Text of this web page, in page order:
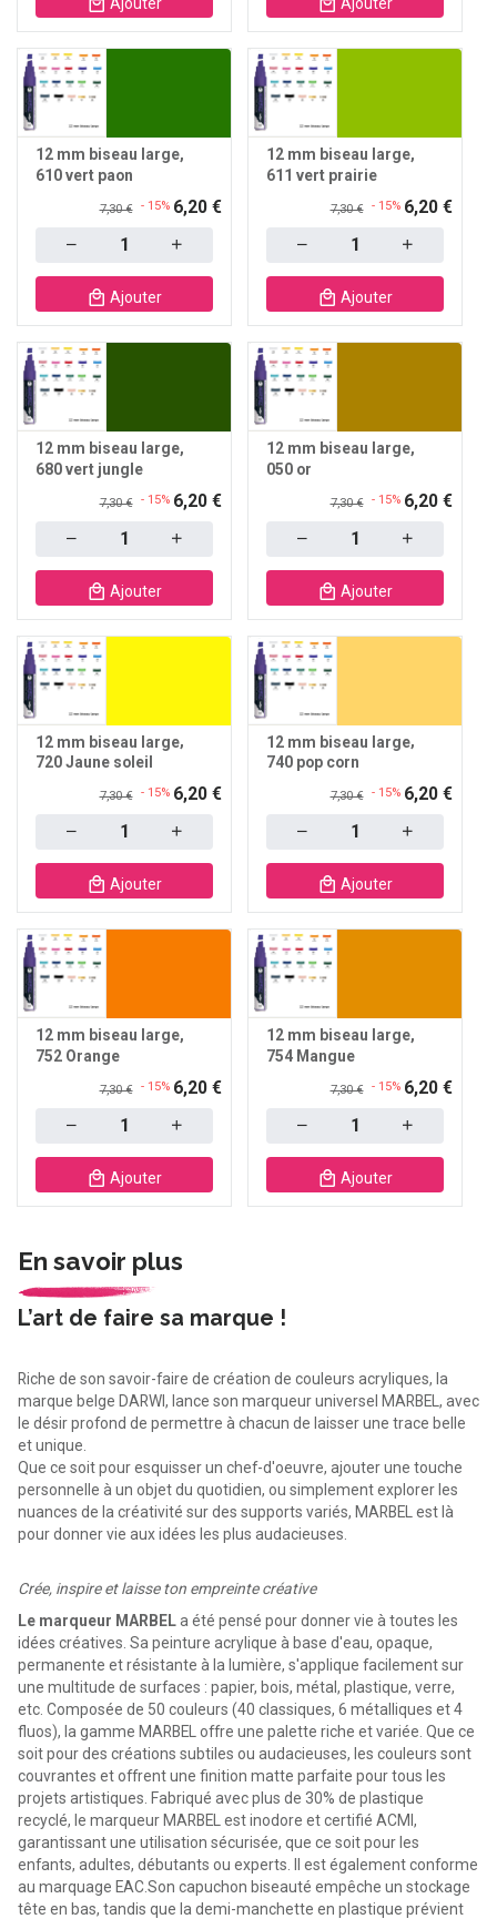
Ajouter Ajouter
12 mm biseau large
610 vert paon
7,30 € - 15% 6,20 €
Ajouter
12 mm biseau large
611 vert prairie
7,30 € - 15% 6,20 €
Ajouter
12 mm biseau large
680 vert jungle
7,30 € - 15% 6,20 €
Ajouter
12 mm biseau large
050 or
7,30 € - 15% 6,20 €
Ajouter
12 mm biseau large
720 Jaune soleil
7,30 € - 15% 6,20 €
Ajouter
12 mm biseau large
740 pop corn
7,30 € - 15% 6,20 €
Ajouter
12 mm biseau large
752 Orange
7,30 € - 15% 6,20 €
Ajouter
12 mm biseau large
754 Mangue
7,30 € - 15% 6,20 €
Ajouter
En savoir plus
L’art de faire sa marque !
Riche de son savoir-faire de création de couleurs acryliques, la
marque belge DARWI, lance son marqueur universel MARBEL, avec
le désir profond de permettre à chacun de laisser une trace belle
et unique.
Que ce soit pour esquisser un chef-d'oeuvre, ajouter une touche
personnelle à un objet du quotidien, ou simplement explorer les
nuances de la créativité sur des supports variés, MARBEL est là
pour donner vie aux idées les plus audacieuses.
Crée, inspire et laisse ton empreinte créative
Le marqueur MARBELa été pensé pour donner vie à toutes les
idées créatives. Sa peinture acrylique à base d'eau, opaque,
permanente et résistante à la lumière, s'applique facilement sur
une multitude de surfaces : papier, bois, métal, plastique, verre,
etc. Composée de 50 couleurs (40 classiques, 6 métalliques et 4
fluos), la gamme MARBEL offre une palette riche et variée. Que ce
soit pour des créations subtiles ou audacieuses, les couleurs sont
couvrantes et offrent une finition matte parfaite pour tous les
projets artistiques. Fabriqué avec plus de 30% de plastique
recyclé, le marqueur MARBEL est inodore et certifié ACMI,
garantissant une utilisation sécurisée, que ce soit pour les
enfants, adultes, débutants ou experts. Il est également conforme
au marquage EAC.Son capuchon biseauté empêche un stockage
tête en bas, tandis que la demi-manchette en plastique prévient